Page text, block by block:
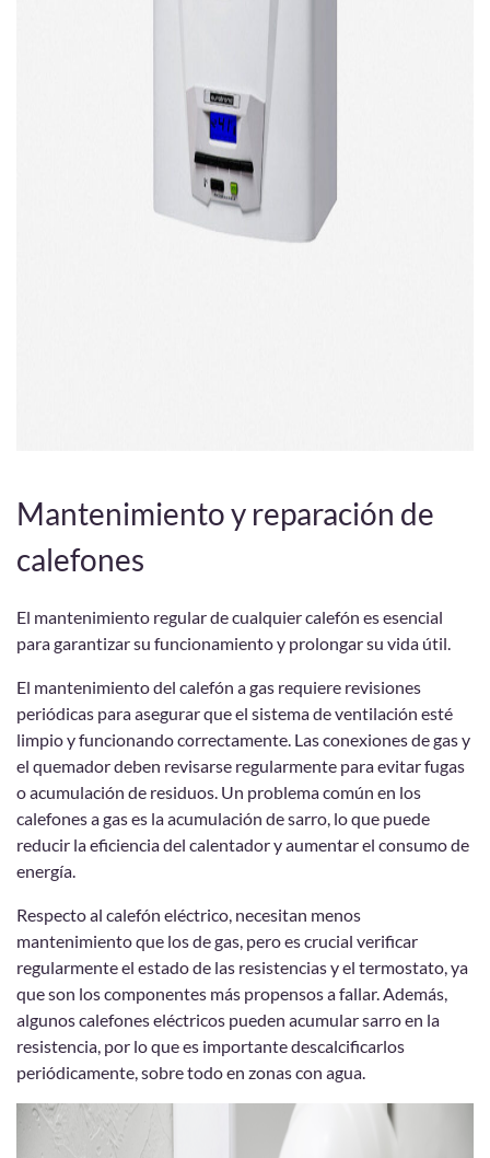
Mantenimiento y reparación de
calefones
El mantenimiento regular de cualquier calefón es esencial
para garantizar su funcionamiento y prolongar su vida útil.
El mantenimiento del calefón a gas requiere revisiones
periódicas para asegurar que el sistema de ventilación esté
limpio y funcionando correctamente. Las conexiones de gas y
el quemador deben revisarse regularmente para evitar fugas
o acumulación de residuos. Un problema común en los
calefones a gas es la acumulación de sarro, lo que puede
reducir la eficiencia del calentador y aumentar el consumo de
energía.
Respecto al calefón eléctrico, necesitan menos
mantenimiento que los de gas, pero es crucial verificar
regularmente el estado de las resistencias y el termostato, ya
que son los componentes más propensos a fallar. Además,
algunos calefones eléctricos pueden acumular sarro en la
resistencia, por lo que es importante descalcificarlos
periódicamente, sobre todo en zonas con agua.